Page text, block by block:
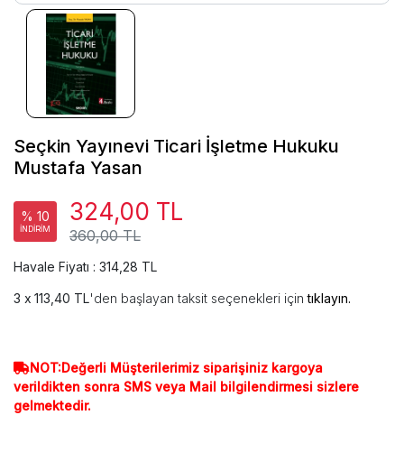
Seçkin Yayınevi Ticari İşletme Hukuku
Mustafa Yasan
% 10
İNDİRİM 360,00 TL
324,00 TL
Havale Fiyatı : 314,28 TL
113,40 TL'den başlayan taksit seçenekleri içintıklayın.
NOT:Değerli Müşterilerimiz siparişiniz kargoya
verildikten sonra SMS veya Mail bilgilendirmesi sizlere
gelmektedir.